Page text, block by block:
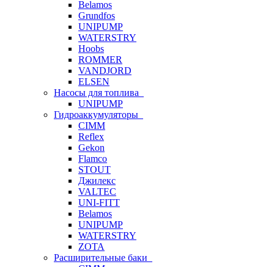
Belamos
Grundfos
UNIPUMP
WATERSTRY
Hoobs
ROMMER
VANDJORD
ELSEN
Насосы для топлива
UNIPUMP
Гидроаккумуляторы
CIMM
Reflex
Gekon
Flamco
STOUT
Джилекс
VALTEC
UNI-FITT
Belamos
UNIPUMP
WATERSTRY
ZOTA
Расширительные баки